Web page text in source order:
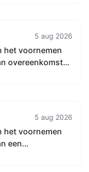
5 aug 2026
het voornemen
overeenkomsten
5 aug 2026
het voornemen
een